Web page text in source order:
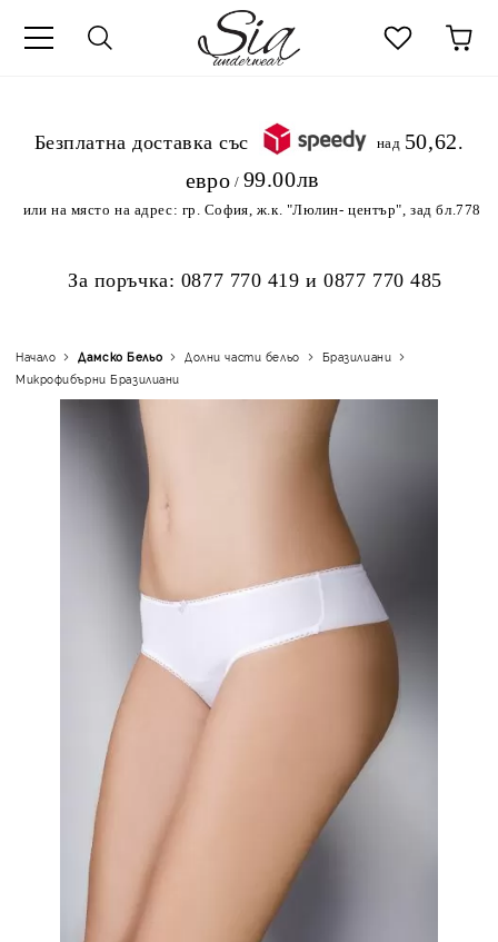
.Безплатна доставка със
над 50,62
евро / 99.00лв
или на място на адрес: гр. София, ж.к. "Люлин- център", зад бл.778
За поръчка: 0877 770 419 и0877 770 485
Начало Дамско Бельо Долни части бельо
Бразилиани
Микрофибърни Бразилиани